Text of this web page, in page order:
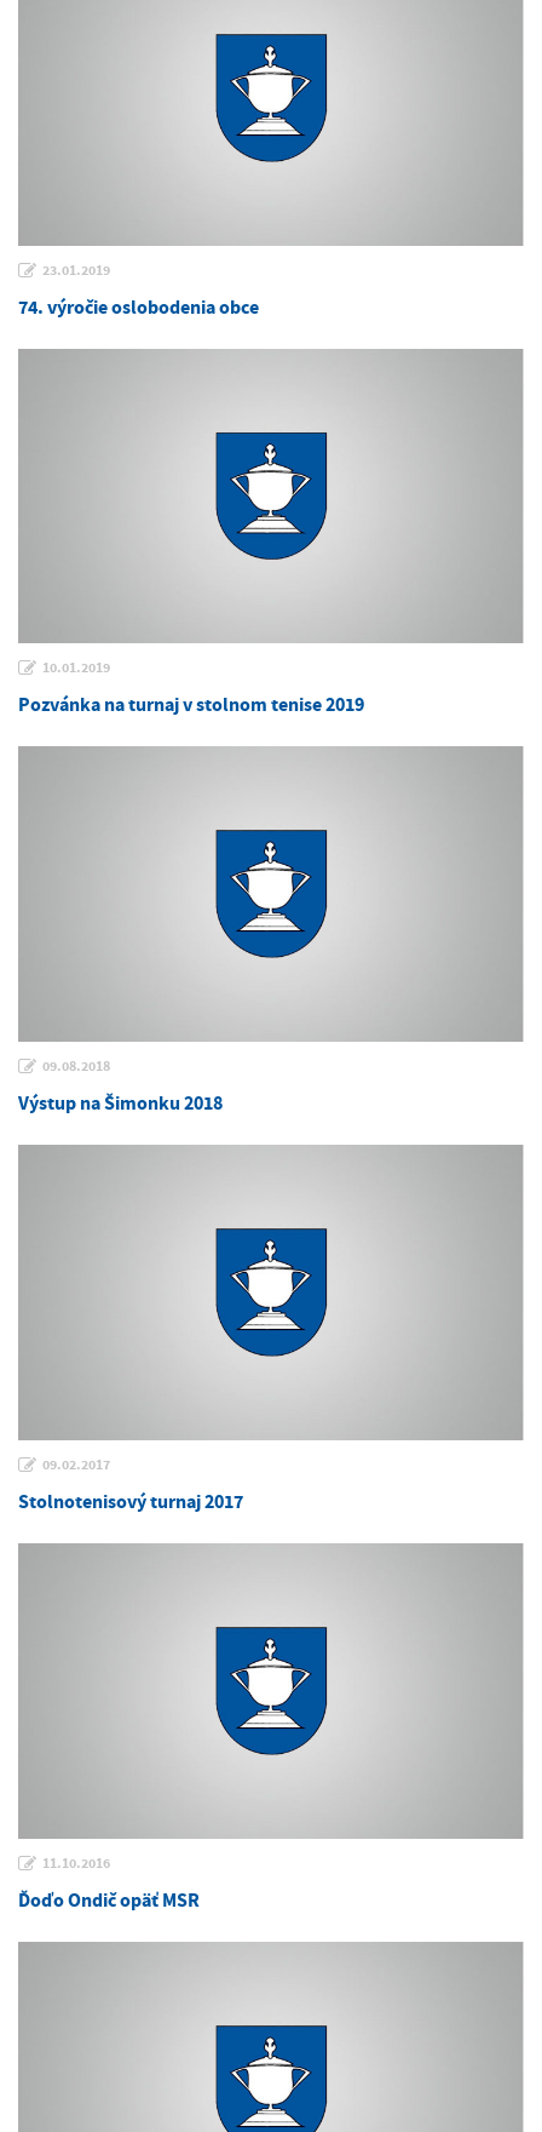
23.01.2019
74. výročie oslobodenia obce
10.01.2019
Pozvánka na turnaj v stolnom tenise 2019
09.08.2018
Výstup na Šimonku 2018
09.02.2017
Stolnotenisový turnaj 2017
11.10.2016
Ďoďo Ondič opäť MSR